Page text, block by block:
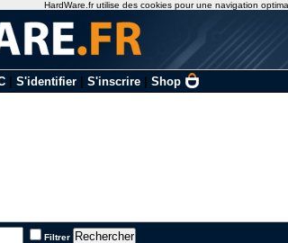
| S'identifier| S'inscrire| Shop
Filtrer
HardWare.fr utilise des cookies pour une navigation